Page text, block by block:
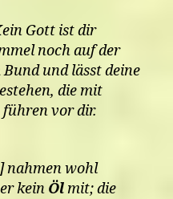
Gott ist dir
noch auf der
und lässt deine
die mit
führen vor dir.
nahmen wohl
kein Ölmit; die